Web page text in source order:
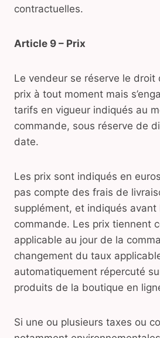
contractuelles.
Article 9 – Prix
Le vendeur se réserve le droit
prix à tout moment mais
tarifs en vigueur indiqués au
commande, sous réserve de
date.
Les prix sont indiqués en
pas compte des frais de
supplément, et indiqués
commande. Les prix tiennent
applicable au jour de la
changement du taux
automatiquement répercuté
produits de la boutique en
Si une ou plusieurs taxes ou